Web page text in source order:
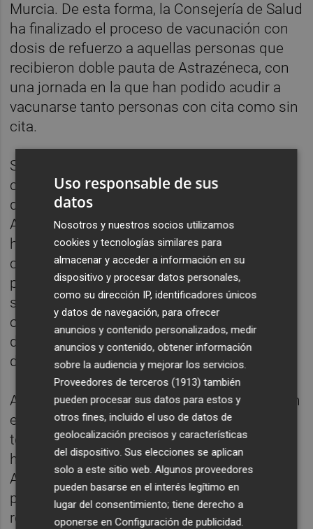
Murcia. De esta forma, la Consejería de Salud
ha finalizado el proceso de vacunación con
dosis de refuerzo a aquellas personas que
recibieron doble pauta de Astrazéneca, con
una jornada en la que han podido acudir a
vacunarse tanto personas con cita como sin
cita.
Según precida Salud, se comenzó a vacunar
con dosis de refuerzo a aquellas personas
que contaban con doble pauta de
Astrazéneca el pasado 20 de diciembre, y se
ha continuado la vacunación de personas
con dos dosis de Astrazéneca, entre ellos el
personal docente durante las últimas tres
semanas. Se ha abierto este domingo la
opción sin cita una vez finalizada la citación
de todas aquellas personas que recibieron
doble pauta de Astrazéneca.
A las 14.20 horas ha finalizado la vacunación
en el Palacio de los Deportes de Murcia a
todas las personas citadas y aquellas que
han acudido sin cita con doble pauta de
Astrazéneca. En total han acudido 4.032
personas con cita y 1.504 sin cita que han
recibido la dosis de refuerzo.
Uso responsable de sus
datos
Nosotros y nuestros socios utilizamos
cookies y tecnologías similares para
almacenar y acceder a información en su
dispositivo y procesar datos personales,
como su dirección IP, identificadores únicos
y datos de navegación, para ofrecer
anuncios y contenido personalizados, medir
anuncios y contenido, obtener información
sobre la audiencia y mejorar los servicios.
Proveedores de terceros (1913) también
pueden procesar sus datos para estos y
otros fines, incluido el uso de datos de
geolocalización precisos y características
del dispositivo. Sus elecciones se aplican
solo a este sitio web. Algunos proveedores
pueden basarse en el interés legítimo en
lugar del consentimiento; tiene derecho a
oponerse enConfiguración de publicidad